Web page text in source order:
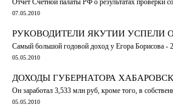
07.05.2010
РУКОВОДИТЕЛИ ЯКУТИИ УСПЕЛИ
Самый большой годовой доход у Егора Борисова -
05.05.2010
ДОХОДЫ ГУБЕРНАТОРА
Он заработал 3,533 млн руб, кроме того, в
05.05.2010